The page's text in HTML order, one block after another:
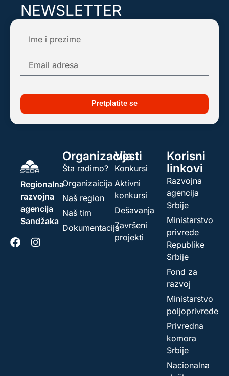
NEWSLETTER
dobijali obaveštenja o najnovijim dešavanjima!
Pretplatite se
Regionalna
razvojna
agencija
Sandžaka
Organizacija
Šta radimo?
Organizaicija
Naš region
Naš tim
Dokumentacija
Vesti
Konkursi
Aktivni
konkursi
Dešavanja
Završeni
projekti
Korisni
linkovi
Razvojna
agencija
Srbije
Ministarstvo
privrede
Republike
Srbije
Fond za
razvoj
Ministarstvo
poljoprivrede
Privredna
komora
Srbije
Nacionalna